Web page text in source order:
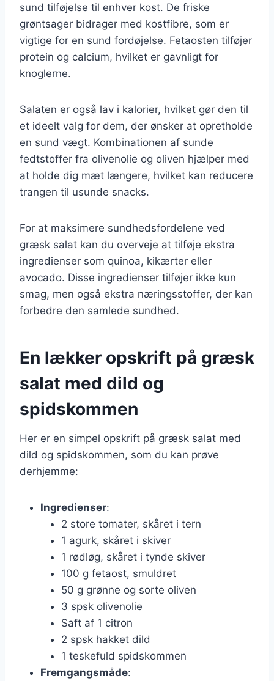
sund tilføjelse til enhver kost. De friske
grøntsager bidrager med kostfibre, som er
vigtige for en sund fordøjelse. Fetaosten tilføjer
protein og calcium, hvilket er gavnligt for
knoglerne.
Salaten er også lav i kalorier, hvilket gør den til
et ideelt valg for dem, der ønsker at opretholde
en sund vægt. Kombinationen af sunde
fedtstoffer fra olivenolie og oliven hjælper med
at holde dig mæt længere, hvilket kan reducere
trangen til usunde snacks.
For at maksimere sundhedsfordelene ved
græsk salat kan du overveje at tilføje ekstra
ingredienser som quinoa, kikærter eller
avocado. Disse ingredienser tilføjer ikke kun
smag, men også ekstra næringsstoffer, der kan
forbedre den samlede sundhed.
En lækker opskrift på græsk
salat med dild og
spidskommen
Her er en simpel opskrift på græsk salat med
dild og spidskommen, som du kan prøve
derhjemme:
Ingredienser:
2 store tomater, skåret i tern
1 agurk, skåret i skiver
1 rødløg, skåret i tynde skiver
100 g fetaost, smuldret
50 g grønne og sorte oliven
3 spsk olivenolie
Saft af 1 citron
2 spsk hakket dild
1 teskefuld spidskommen
Fremgangsmåde: